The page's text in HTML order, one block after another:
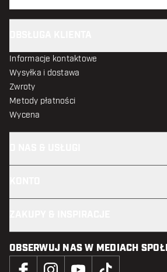
Informacje kontaktowe
Wysyłka i dostawa
Zwroty
Metody płatności
Wycena
OBSERWUJ NAS W MEDIACH